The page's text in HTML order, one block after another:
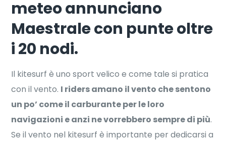
meteo annunciano
Maestrale con punte oltre
i 20 nodi.
Il kitesurf è uno sport velico e come tale si pratica
con il vento. I riders amano il vento che sentono
un po’ come il carburante per le loro
navigazioni e anzi ne vorrebbero sempre di più.
Se il vento nel kitesurf è importante per dedicarsi a